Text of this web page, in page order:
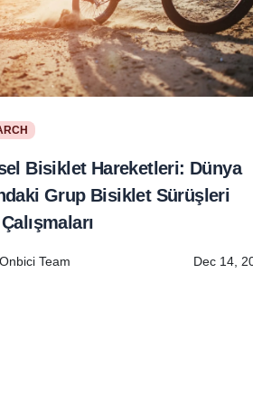
Bisiklet Hareketleri: Dünya
Grup Bisiklet Sürüşleri
Team Dec 14,